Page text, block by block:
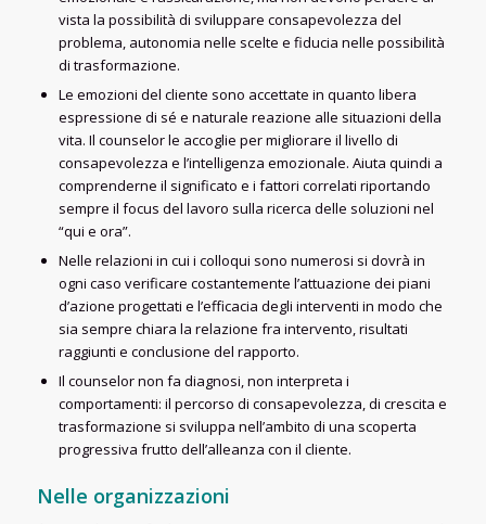
vista la possibilità di sviluppare consapevolezza del
problema, autonomia nelle scelte e fiducia nelle possibilità
di trasformazione.
Le emozioni del cliente sono accettate in quanto libera
espressione di sé e naturale reazione alle situazioni della
vita. Il counselor le accoglie per migliorare il livello di
consapevolezza e l’intelligenza emozionale. Aiuta quindi a
comprenderne il significato e i fattori correlati riportando
sempre il focus del lavoro sulla ricerca delle soluzioni nel
“qui e ora”.
Nelle relazioni in cui i colloqui sono numerosi si dovrà in
ogni caso verificare costantemente l’attuazione dei piani
d’azione progettati e l’efficacia degli interventi in modo che
sia sempre chiara la relazione fra intervento, risultati
raggiunti e conclusione del rapporto.
Il counselor non fa diagnosi, non interpreta i
comportamenti: il percorso di consapevolezza, di crescita e
trasformazione si sviluppa nell’ambito di una scoperta
progressiva frutto dell’alleanza con il cliente.
Nelle organizzazioni